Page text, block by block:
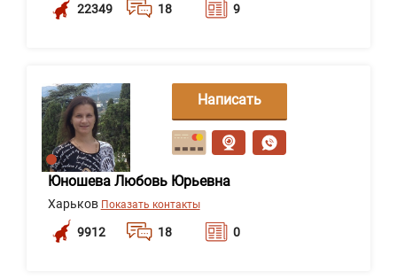
22349 18 9
Юношева Любовь Юрьевна
Харьков Показать контакты
9912 18 0
Написать
сообщение